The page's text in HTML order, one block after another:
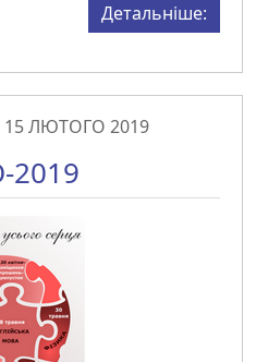
Детальніше:
15 ЛЮТОГО 2019
2019